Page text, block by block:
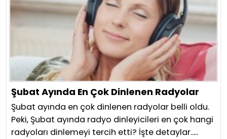
Şubat Ayında En Çok Dinlenen Radyolar
Şubat ayında en çok dinlenen radyolar belli oldu.
Peki, Şubat ayında radyo dinleyicileri en çok hangi
radyoları dinlemeyi tercih etti? İşte detaylar.....